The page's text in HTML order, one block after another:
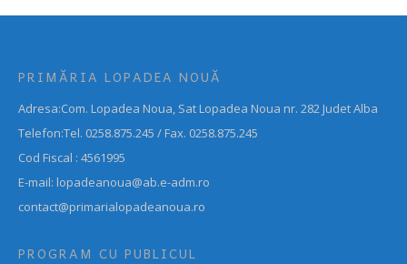
PRIMĂRIA LOPADEA NOUĂ
Adresa:Com. Lopadea Noua, Sat Lopadea Noua nr. 282 Judet Alba
Telefon:Tel. 0258.875.245 / Fax. 0258.875.245
Cod Fiscal : 4561995
E-mail: lopadeanoua@ab.e-adm.ro
contact@primarialopadeanoua.ro
PROGRAM CU PUBLICUL